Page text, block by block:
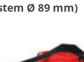
Ø 89 mm)